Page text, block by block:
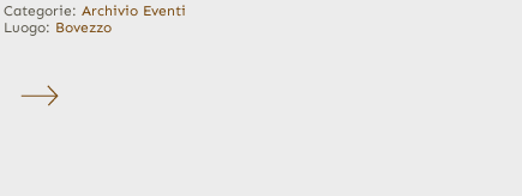
Categorie: Archivio Eventi
Luogo: Bovezzo